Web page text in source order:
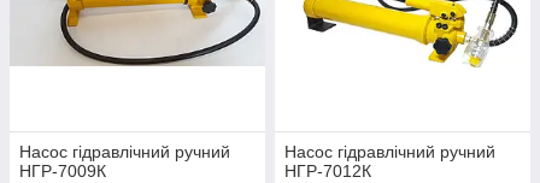
Насос гідравлічний ручний
НГР-7009К
Насос гідравлічний ручний
НГР-7012К